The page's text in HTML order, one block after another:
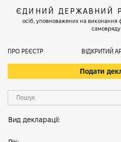
ЄДИНИЙ ДЕРЖАВНИЙ
осіб, уповноважених на виконання
ПРО РЕЄСТР ВІДКРИТИЙ
Подати
Вид декларації: